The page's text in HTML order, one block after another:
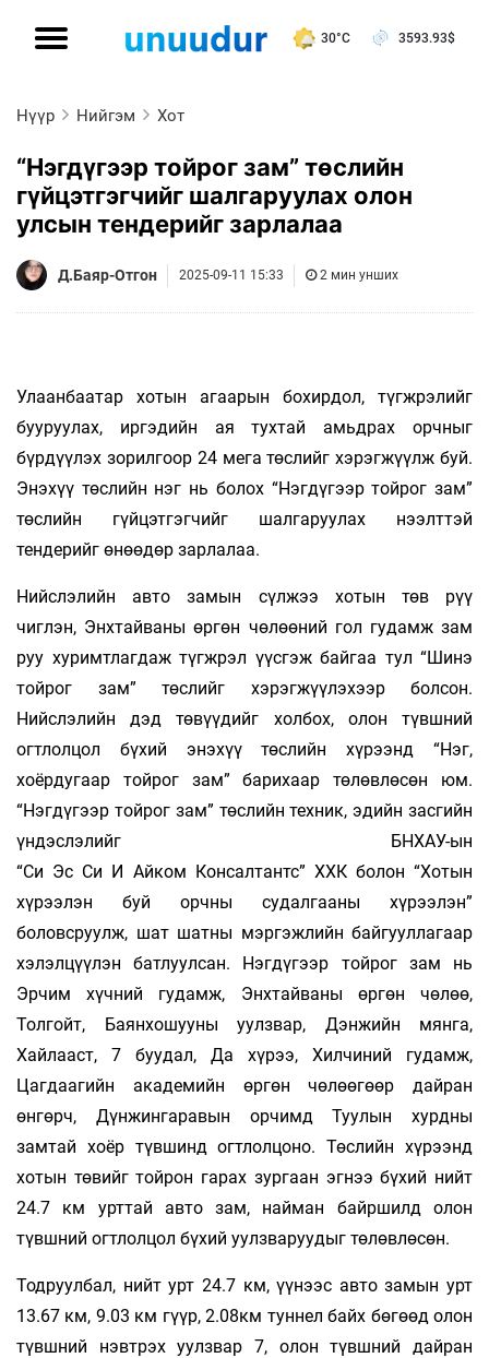
30°C 3593.93$
Нүүр Нийгэм Хот
“Нэгдүгээр тойрог зам” төслийн
гүйцэтгэгчийг шалгаруулах олон
улсын тендерийг зарлалаа
Д.Баяр-Отгон 2025-09-11 15:33 2 мин унших
Улаанбаатар хотын агаарын бохирдол, түгжрэлийг
бууруулах, иргэдийн ая тухтай амьдрах орчныг
бүрдүүлэх зорилгоор 24 мега төслийг хэрэгжүүлж буй.
Энэхүү төслийн нэг нь болох “Нэгдүгээр тойрог зам”
төслийн гүйцэтгэгчийг шалгаруулах нээлттэй
тендерийг өнөөдөр зарлалаа.
Нийслэлийн авто замын сүлжээ хотын төв рүү
чиглэн, Энхтайваны өргөн чөлөөний гол гудамж зам
руу хуримтлагдаж түгжрэл үүсгэж байгаа тул “Шинэ
тойрог зам” төслийг хэрэгжүүлэхээр болсон.
Нийслэлийн дэд төвүүдийг холбох, олон түвшний
огтлолцол бүхий энэхүү төслийн хүрээнд “Нэг,
хоёрдугаар тойрог зам” барихаар төлөвлөсөн юм.
“Нэгдүгээр тойрог зам” төслийн техник, эдийн засгийн
үндэслэлийг БНХАУ-ын
“Си Эс Си И Айком Консалтантс” ХХК болон “Хотын
хүрээлэн буй орчны судалгааны хүрээлэн”
боловсруулж, шат шатны мэргэжлийн байгууллагаар
хэлэлцүүлэн батлуулсан. Нэгдүгээр тойрог зам нь
Эрчим хүчний гудамж, Энхтайваны өргөн чөлөө,
Толгойт, Баянхошууны уулзвар, Дэнжийн мянга,
Хайлааст, 7 буудал, Да хүрээ, Хилчиний гудамж,
Цагдаагийн академийн өргөн чөлөөгөөр дайран
өнгөрч, Дүнжингаравын орчимд Туулын хурдны
замтай хоёр түвшинд огтлолцоно. Төслийн хүрээнд
хотын төвийг тойрон гарах зургаан эгнээ бүхий нийт
24.7 км урттай авто зам, найман байршилд олон
түвшний огтлолцол бүхий уулзваруудыг төлөвлөсөн.
Тодруулбал, нийт урт 24.7 км, үүнээс авто замын урт
13.67 км, 9.03 км гүүр, 2.08км туннел байх бөгөөд олон
түвшний нэвтрэх уулзвар 7, олон түвшний дайран